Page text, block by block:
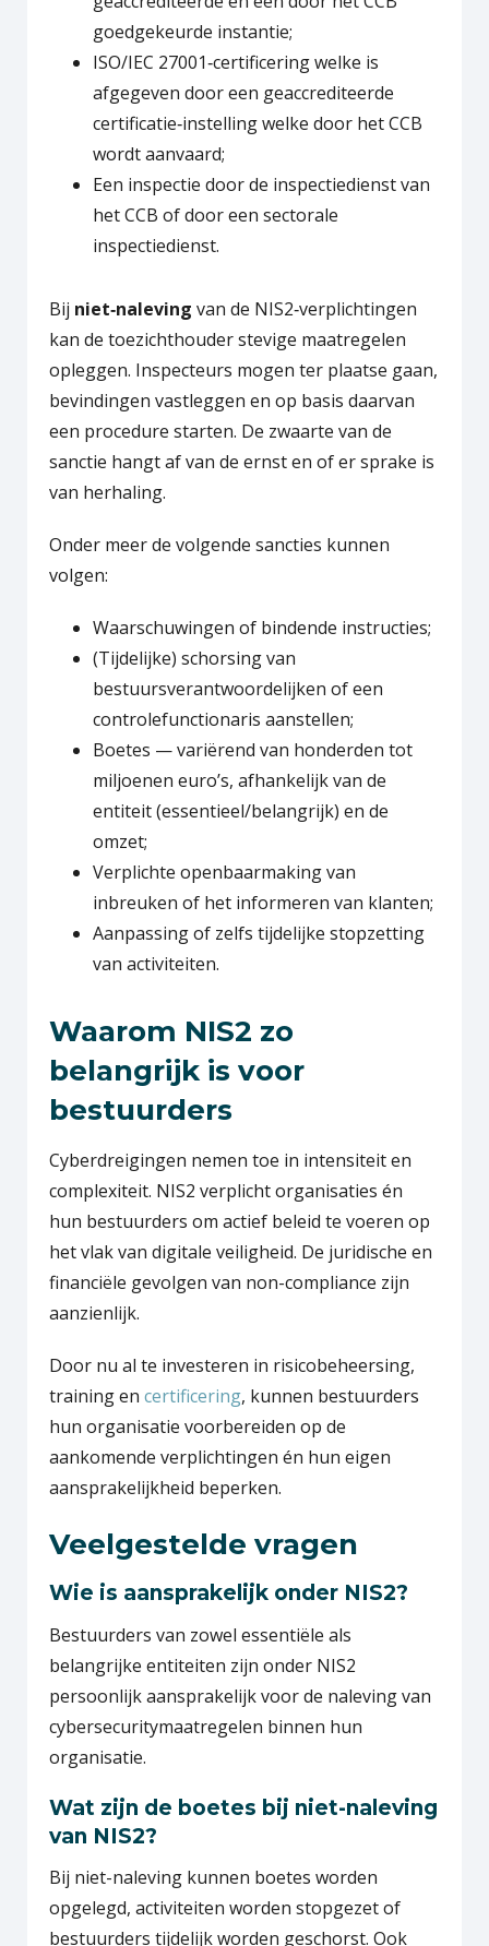
goedgekeurde instantie;
ISO/IEC 27001‑certificering welke is
afgegeven door een geaccrediteerde
certificatie‑instelling welke door het CCB
wordt aanvaard;
Een inspectie door de inspectiedienst van
het CCB of door een sectorale
inspectiedienst.
Bij niet‑naleving van de NIS2‑verplichtingen
kan de toezichthouder stevige maatregelen
opleggen. Inspecteurs mogen ter plaatse gaan,
bevindingen vastleggen en op basis daarvan
een procedure starten. De zwaarte van de
sanctie hangt af van de ernst en of er sprake is
van herhaling.
Onder meer de volgende sancties kunnen
volgen:
Waarschuwingen of bindende instructies;
(Tijdelijke) schorsing van
bestuursverantwoordelijken of een
controlefunctionaris aanstellen;
Boetes — variërend van honderden tot
miljoenen euro’s, afhankelijk van de
entiteit (essentieel/belangrijk) en de
omzet;
Verplichte openbaarmaking van
inbreuken of het informeren van klanten;
Aanpassing of zelfs tijdelijke stopzetting
van activiteiten.
Waarom NIS2 zo
belangrijk is voor
bestuurders
Cyberdreigingen nemen toe in intensiteit en
complexiteit. NIS2 verplicht organisaties én
hun bestuurders om actief beleid te voeren op
het vlak van digitale veiligheid. De juridische en
financiële gevolgen van non-compliance zijn
aanzienlijk.
Door nu al te investeren in risicobeheersing,
training en certificering, kunnen bestuurders
hun organisatie voorbereiden op de
aankomende verplichtingen én hun eigen
aansprakelijkheid beperken.
Veelgestelde vragen
Wie is aansprakelijk onder NIS2?
Bestuurders van zowel essentiële als
belangrijke entiteiten zijn onder NIS2
persoonlijk aansprakelijk voor de naleving van
cybersecuritymaatregelen binnen hun
organisatie.
Wat zijn de boetes bij niet-naleving
van NIS2?
Bij niet-naleving kunnen boetes worden
opgelegd, activiteiten worden stopgezet of
bestuurders tijdelijk worden geschorst. Ook